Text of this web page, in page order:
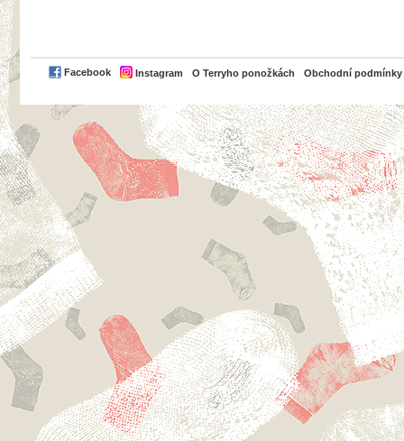
Facebook Instagram O Terryho ponožkách Obchodní podmínky
PayPal